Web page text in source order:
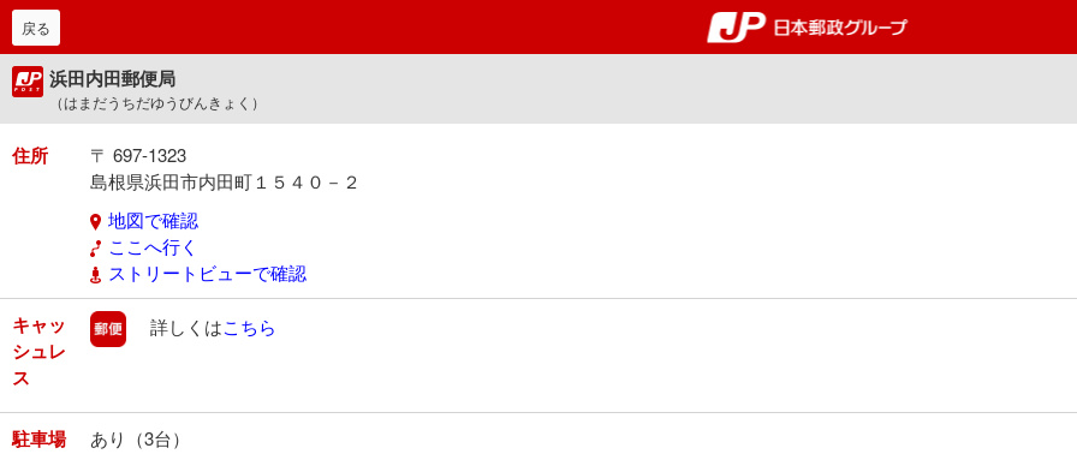
郵便局・日本郵政グルー
戻る
浜田内田郵便局
（はまだうちだゆうびんきょく）
住所
〒 697-1323
島根県浜田市内田町１５４０－２
地図で確認
ここへ行く
ストリートビューで確認
キャッ
シュレ
ス
郵便
詳しくはこちら
駐車場 あり（3台）